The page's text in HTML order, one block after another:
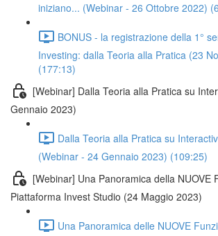
iniziano... (Webinar - 26 Ottobre 2022)
BONUS - la registrazione della 1°
Investing: dalla Teoria alla Pratica (23
(177:13)
[Webinar] Dalla Teoria alla Pratica su
Gennaio 2023)
Dalla Teoria alla Pratica su
(Webinar - 24 Gennaio 2023) (109:25)
[Webinar] Una Panoramica della NUOVE
Piattaforma Invest Studio (24 Maggio 2023)
Una Panoramica delle NUOVE